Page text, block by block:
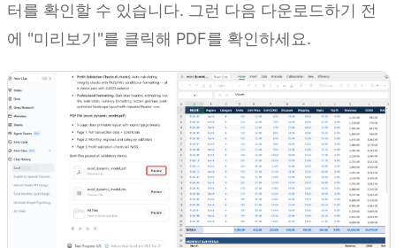
터를 확인할 수 있습니다. 그런 다음 다운로드하기 전
에 "미리보기"를 클릭해 PDF를 확인하세요.